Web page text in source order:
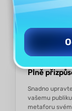
UPDF AI,
vytváří
pro krátké
Plně
Snadno
vašemu
metaforu